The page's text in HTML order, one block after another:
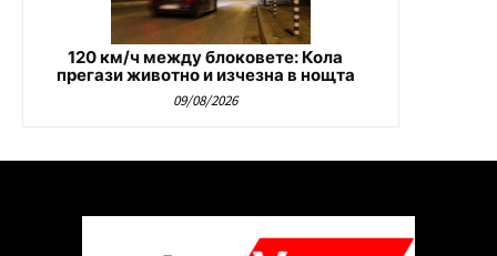
120 км/ч между блоковете: Кола
прегази животно и изчезна в нощта
09/08/2026